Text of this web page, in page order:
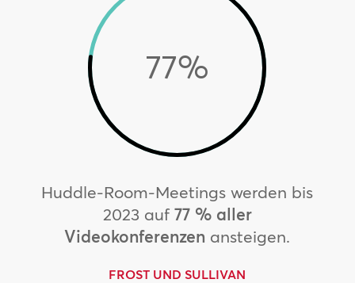
77%
Huddle-Room-Meetings werden bis
2023 auf 77 % aller
Videokonferenzen ansteigen.
FROST UND SULLIVAN